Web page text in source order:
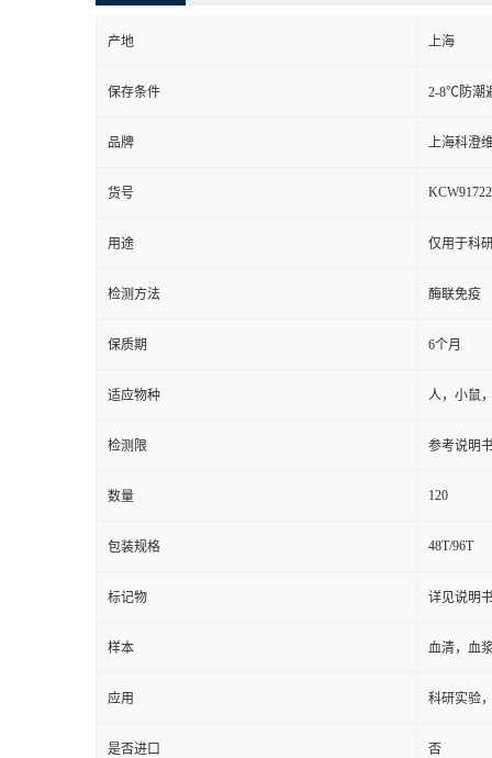
产地 上海
保存条件 2-8℃防潮
品牌 上海科澄
货号 KCW91722
用途 仅用于科
检测方法 酶联免疫
保质期 6个月
适应物种 人，小鼠
检测限 参考说明
数量 120
包装规格 48T/96T
标记物 详见说明
样本 血清，血
应用 科研实验
是否进口 否